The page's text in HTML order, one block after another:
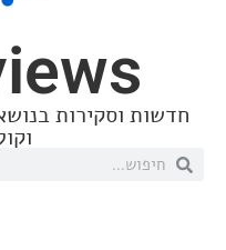
בנושא סרטים,
וקולנוע ביתי